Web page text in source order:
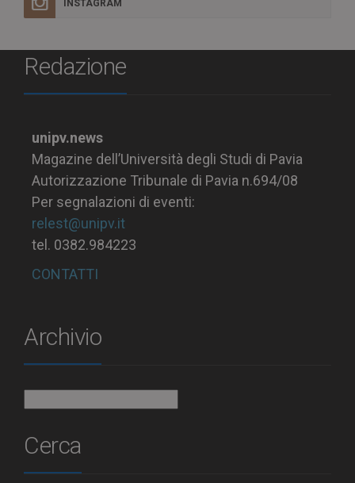
INSTAGRAM
Redazione
unipv.news
Magazine dell’Università degli Studi di Pavia
Autorizzazione Tribunale di Pavia n.694/08
Per segnalazioni di eventi:
relest@unipv.it
tel. 0382.984223
CONTATTI
Archivio
Cerca